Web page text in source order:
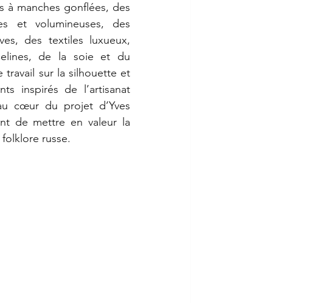
à manches gonflées, des
et volumineuses, des
des textiles luxueux,
de la soie et du
travail sur la silhouette et
inspirés de l’artisanat
cœur du projet d’Yves
de mettre en valeur la
russe.